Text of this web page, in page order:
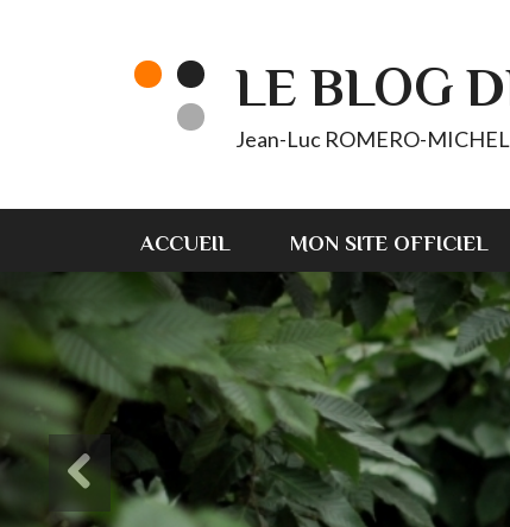
LE BLOG
Jean-Luc ROMERO-
ACCUEIL MON SITE OFFICIEL